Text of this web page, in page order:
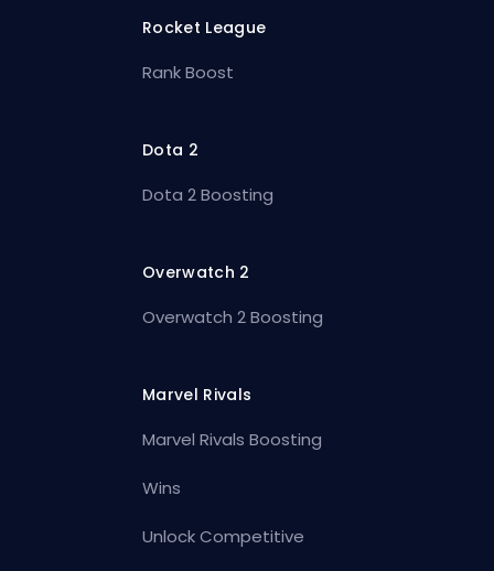
Rocket League
Rank Boost
Dota 2
Dota 2 Boosting
Overwatch 2
Overwatch 2 Boosting
Marvel Rivals
Marvel Rivals Boosting
Wins
Unlock Competitive